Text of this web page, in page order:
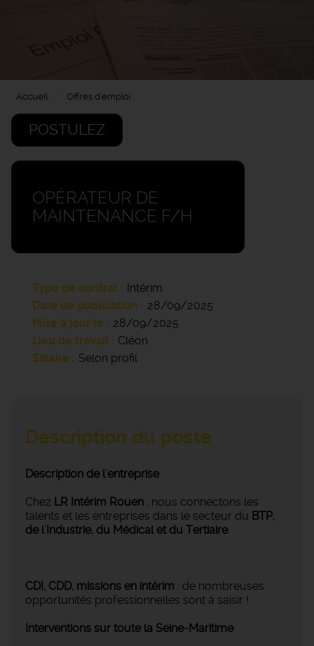
Accueil Offres d'emploi
POSTULEZ
OPÉRATEUR DE
MAINTENANCE F/H
Type de contrat
Intérim
Date de publication
28/09/2025
Mise à jour le
28/09/2025
Lieu de travail
Cléon
Salaire
Selon profil
Description du poste
Description de l'entreprise
Chez LR Intérim Rouen , nous connectons les
talents et les entreprises dans le secteur du BTP,
de l'Industrie, du Médical et du Tertiaire.
CDI, CDD, missions en intérim : de nombreuses
opportunités professionnelles sont à saisir !
Interventions sur toute la Seine-Maritime